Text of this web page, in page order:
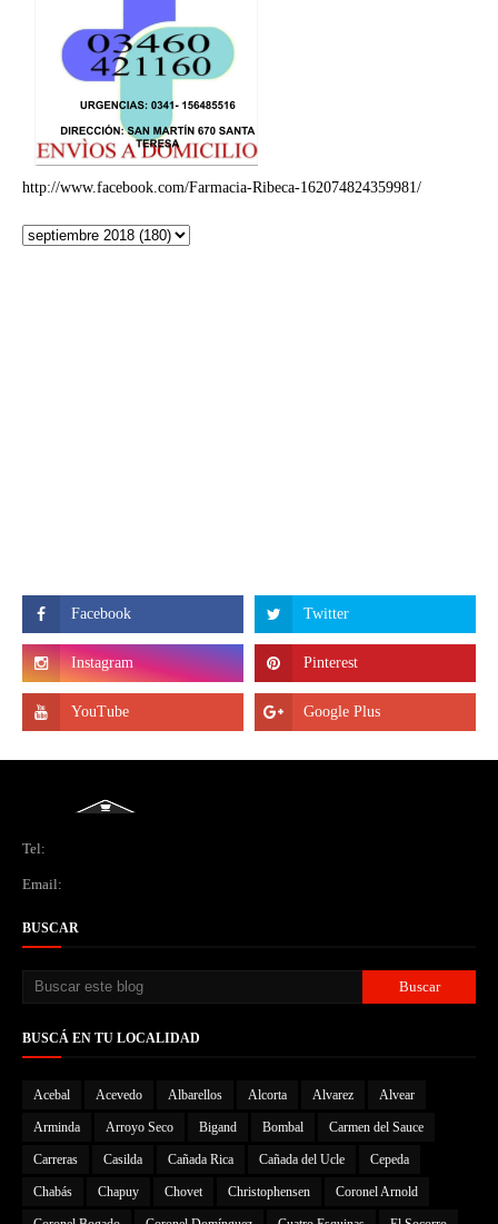
http://www.facebook.com/Farmacia-Ribeca-162074824359981/
Tel:
Email:
BUSCAR
BUSCÁ EN TU LOCALIDAD
Acebal Acevedo Albarellos Alcorta Alvarez Alvear
Arminda Arroyo Seco Bigand Bombal Carmen del Sauce
Carreras Casilda Cañada Rica Cañada del Ucle Cepeda
Chabás Chapuy Chovet Christophensen Coronel Arnold